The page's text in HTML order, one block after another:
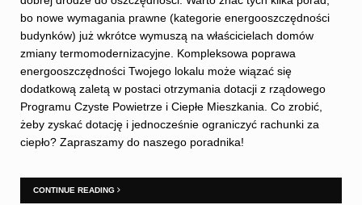
bo nowe wymagania prawne (kategorie energooszczędności
budynków) już wkrótce wymuszą na właścicielach domów
zmiany termomodernizacyjne. Kompleksowa poprawa
energooszczędności Twojego lokalu może wiązać się
dodatkową zaletą w postaci otrzymania dotacji z rządowego
Programu Czyste Powietrze i Ciepłe Mieszkania. Co zrobić,
żeby zyskać dotację i jednocześnie ograniczyć rachunki za
ciepło? Zapraszamy do naszego poradnika!
CONTINUE READING